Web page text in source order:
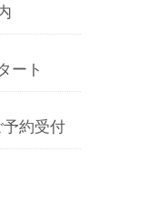
ート
予約受付